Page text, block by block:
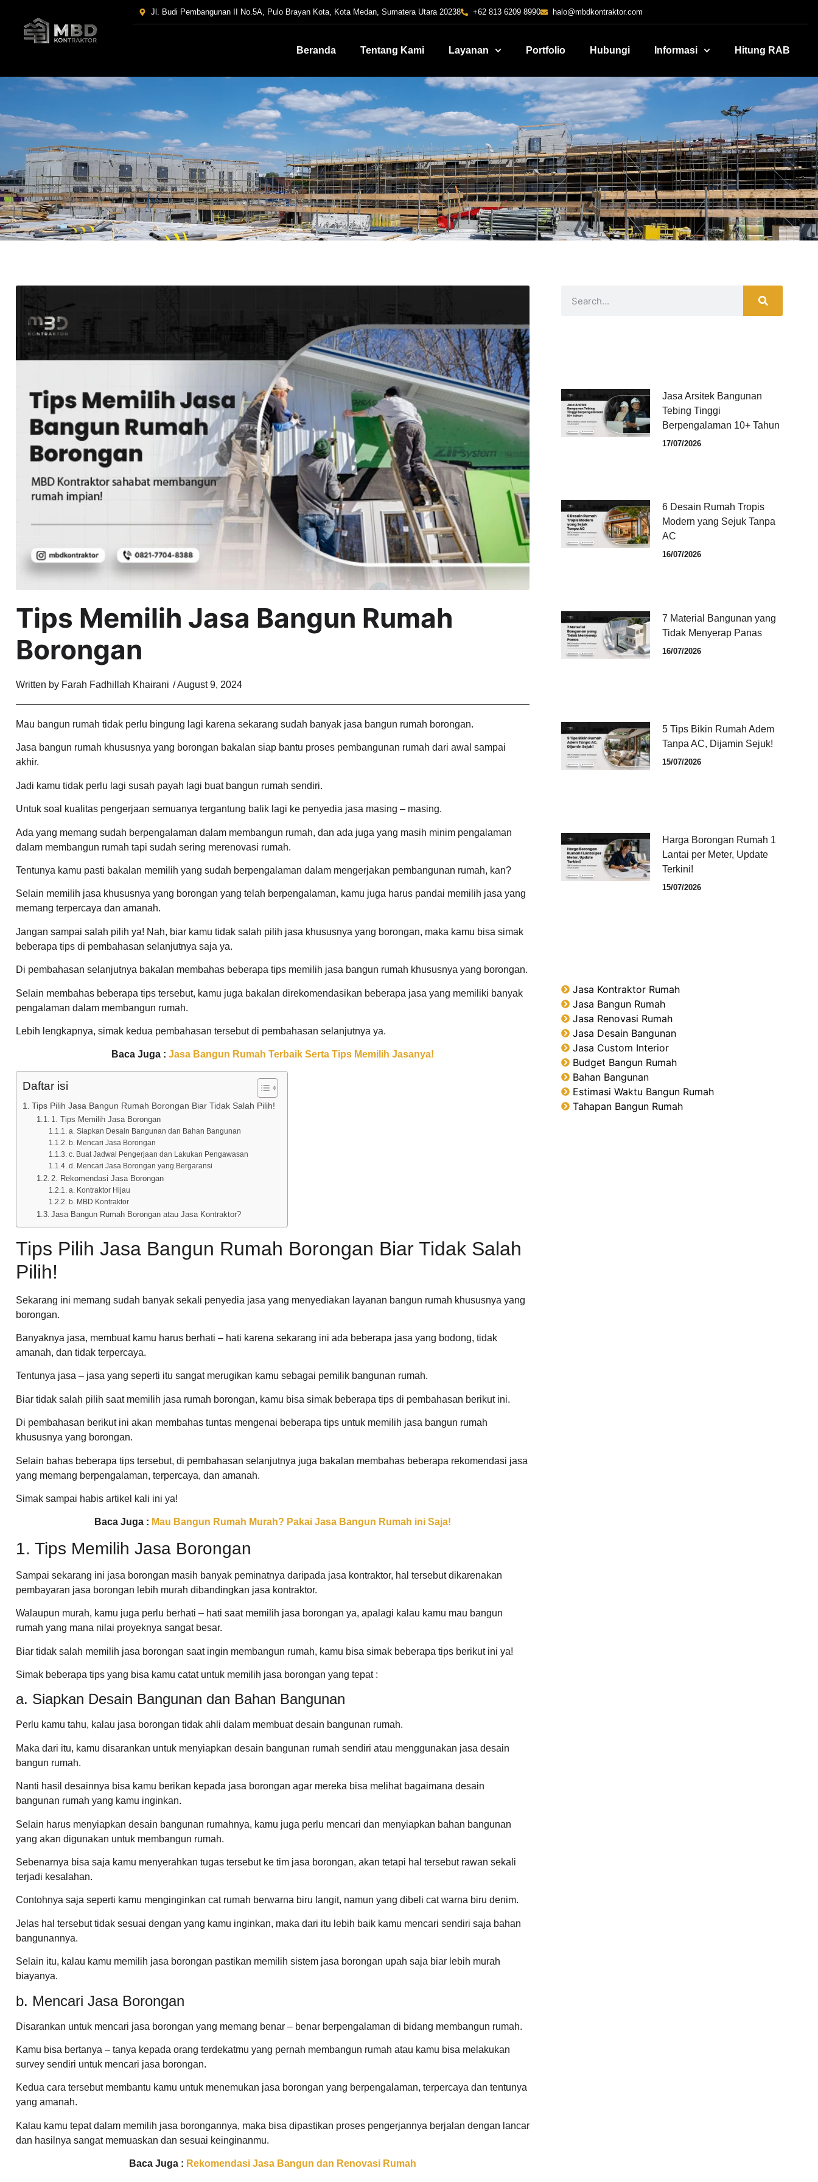
Jl. Budi Pembangunan II No.5A, Pulo Brayan Kota, Kota Medan, Sumatera Utara 20238 +62 813 6209 8990 halo@mbdkontraktor.com
Beranda Tentang Kami Layanan Portfolio Hubungi Informasi Hitung RAB
Tips Memilih Jasa Bangun Rumah
Borongan
Written by Farah Fadhillah Khairani /August 9, 2024
Mau bangun rumah tidak perlu bingung lagi karena sekarang sudah banyak jasa bangun rumah borongan.
Jasa bangun rumah khususnya yang borongan bakalan siap bantu proses pembangunan rumah dari awal sampai
akhir.
Jadi kamu tidak perlu lagi susah payah lagi buat bangun rumah sendiri.
Untuk soal kualitas pengerjaan semuanya tergantung balik lagi ke penyedia jasa masing – masing.
Ada yang memang sudah berpengalaman dalam membangun rumah, dan ada juga yang masih minim pengalaman
dalam membangun rumah tapi sudah sering merenovasi rumah.
Tentunya kamu pasti bakalan memilih yang sudah berpengalaman dalam mengerjakan pembangunan rumah, kan?
Selain memilih jasa khususnya yang borongan yang telah berpengalaman, kamu juga harus pandai memilih jasa yang
memang terpercaya dan amanah.
Jangan sampai salah pilih ya! Nah, biar kamu tidak salah pilih jasa khususnya yang borongan, maka kamu bisa simak
beberapa tips di pembahasan selanjutnya saja ya.
Di pembahasan selanjutnya bakalan membahas beberapa tips memilih jasa bangun rumah khususnya yang borongan.
Selain membahas beberapa tips tersebut, kamu juga bakalan direkomendasikan beberapa jasa yang memiliki banyak
pengalaman dalam membangun rumah.
Lebih lengkapnya, simak kedua pembahasan tersebut di pembahasan selanjutnya ya.
Baca Juga : Jasa Bangun Rumah Terbaik Serta Tips Memilih Jasanya!
Daftar isi
Tips Pilih Jasa Bangun Rumah Borongan Biar Tidak Salah Pilih!
1. Tips Memilih Jasa Borongan
a. Siapkan Desain Bangunan dan Bahan Bangunan
b. Mencari Jasa Borongan
c. Buat Jadwal Pengerjaan dan Lakukan Pengawasan
d. Mencari Jasa Borongan yang Bergaransi
2. Rekomendasi Jasa Borongan
a. Kontraktor Hijau
b. MBD Kontraktor
Jasa Bangun Rumah Borongan atau Jasa Kontraktor?
Tips Pilih Jasa Bangun Rumah Borongan Biar Tidak Salah
Pilih!
Sekarang ini memang sudah banyak sekali penyedia jasa yang menyediakan layanan bangun rumah khususnya yang
borongan.
Banyaknya jasa, membuat kamu harus berhati – hati karena sekarang ini ada beberapa jasa yang bodong, tidak
amanah, dan tidak terpercaya.
Tentunya jasa – jasa yang seperti itu sangat merugikan kamu sebagai pemilik bangunan rumah.
Biar tidak salah pilih saat memilih jasa rumah borongan, kamu bisa simak beberapa tips di pembahasan berikut ini.
Di pembahasan berikut ini akan membahas tuntas mengenai beberapa tips untuk memilih jasa bangun rumah
khususnya yang borongan.
Selain bahas beberapa tips tersebut, di pembahasan selanjutnya juga bakalan membahas beberapa rekomendasi jasa
yang memang berpengalaman, terpercaya, dan amanah.
Simak sampai habis artikel kali ini ya!
Baca Juga : Mau Bangun Rumah Murah? Pakai Jasa Bangun Rumah ini Saja!
1. Tips Memilih Jasa Borongan
Sampai sekarang ini jasa borongan masih banyak peminatnya daripada jasa kontraktor, hal tersebut dikarenakan
pembayaran jasa borongan lebih murah dibandingkan jasa kontraktor.
Walaupun murah, kamu juga perlu berhati – hati saat memilih jasa borongan ya, apalagi kalau kamu mau bangun
rumah yang mana nilai proyeknya sangat besar.
Biar tidak salah memilih jasa borongan saat ingin membangun rumah, kamu bisa simak beberapa tips berikut ini ya!
Simak beberapa tips yang bisa kamu catat untuk memilih jasa borongan yang tepat :
a. Siapkan Desain Bangunan dan Bahan Bangunan
Perlu kamu tahu, kalau jasa borongan tidak ahli dalam membuat desain bangunan rumah.
Maka dari itu, kamu disarankan untuk menyiapkan desain bangunan rumah sendiri atau menggunakan jasa desain
bangun rumah.
Nanti hasil desainnya bisa kamu berikan kepada jasa borongan agar mereka bisa melihat bagaimana desain
bangunan rumah yang kamu inginkan.
Selain harus menyiapkan desain bangunan rumahnya, kamu juga perlu mencari dan menyiapkan bahan bangunan
yang akan digunakan untuk membangun rumah.
Sebenarnya bisa saja kamu menyerahkan tugas tersebut ke tim jasa borongan, akan tetapi hal tersebut rawan sekali
terjadi kesalahan.
Contohnya saja seperti kamu menginginkan cat rumah berwarna biru langit, namun yang dibeli cat warna biru denim.
Jelas hal tersebut tidak sesuai dengan yang kamu inginkan, maka dari itu lebih baik kamu mencari sendiri saja bahan
bangunannya.
Selain itu, kalau kamu memilih jasa borongan pastikan memilih sistem jasa borongan upah saja biar lebih murah
biayanya.
b. Mencari Jasa Borongan
Disarankan untuk mencari jasa borongan yang memang benar – benar berpengalaman di bidang membangun rumah.
Kamu bisa bertanya – tanya kepada orang terdekatmu yang pernah membangun rumah atau kamu bisa melakukan
survey sendiri untuk mencari jasa borongan.
Kedua cara tersebut membantu kamu untuk menemukan jasa borongan yang berpengalaman, terpercaya dan tentunya
yang amanah.
Kalau kamu tepat dalam memilih jasa borongannya, maka bisa dipastikan proses pengerjannya berjalan dengan lancar
dan hasilnya sangat memuaskan dan sesuai keinginanmu.
Baca Juga : Rekomendasi Jasa Bangun dan Renovasi Rumah
Jasa Arsitek Bangunan
Tebing Tinggi
Berpengalaman 10+ Tahun
17/07/2026
6 Desain Rumah Tropis
Modern yang Sejuk Tanpa
AC
16/07/2026
7 Material Bangunan yang
Tidak Menyerap Panas
16/07/2026
5 Tips Bikin Rumah Adem
Tanpa AC, Dijamin Sejuk!
15/07/2026
Harga Borongan Rumah 1
Lantai per Meter, Update
Terkini!
15/07/2026
Jasa Kontraktor Rumah
Jasa Bangun Rumah
Jasa Renovasi Rumah
Jasa Desain Bangunan
Jasa Custom Interior
Budget Bangun Rumah
Bahan Bangunan
Estimasi Waktu Bangun Rumah
Tahapan Bangun Rumah